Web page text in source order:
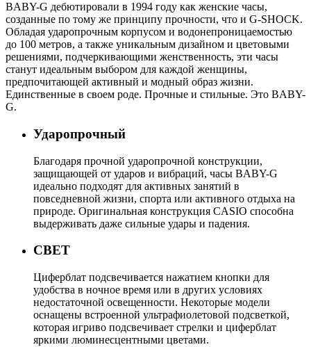
BABY-G дебютировали в 1994 году как женские часы,
созданные по тому же принципу прочности, что и G-SHOCK.
Обладая ударопрочным корпусом и водонепроницаемостью
до 100 метров, а также уникальным дизайном и цветовыми
решениями, подчеркивающими женственность, эти часы
станут идеальным выбором для каждой женщины,
предпочитающей активный и модный образ жизни.
Единственные в своем роде. Прочные и стильные. Это BABY-
G.
Ударопрочный
Благодаря прочной ударопрочной конструкции,
защищающей от ударов и вибраций, часы BABY-G
идеально подходят для активных занятий в
повседневной жизни, спорта или активного отдыха на
природе. Оригинальная конструкция CASIO способна
выдерживать даже сильные удары и падения.
СВЕТ
Циферблат подсвечивается нажатием кнопки для
удобства в ночное время или в других условиях
недостаточной освещенности. Некоторые модели
оснащены встроенной ультрафиолетовой подсветкой,
которая игриво подсвечивает стрелки и циферблат
яркими люминесцентными цветами.